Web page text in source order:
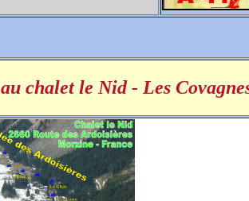
chalet le Nid - Les